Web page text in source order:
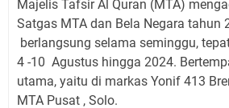
Majelis Tafsir Al Quran (MTA)
Satgas MTA dan Bela Negara tahun
berlangsung selama seminggu,
4 -10 Agustus hingga 2024.
utama, yaitu di markas Yonif 413
MTA Pusat , Solo.